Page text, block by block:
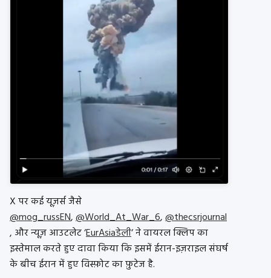
X पर कई यूज़र्स जैसे
@mog_russEN,@World_At_War_6,@thecsrjournal
, और न्यूज़ आउटलेट ‘EurAsiaडेली‘ ने वायरल क्लिप का
इस्तेमाल करते हुए दावा किया कि इसमें ईरान-इज़राइल संघर्ष
के बीच ईरान में हुए विस्फ़ोट का फ़ुटेज है.